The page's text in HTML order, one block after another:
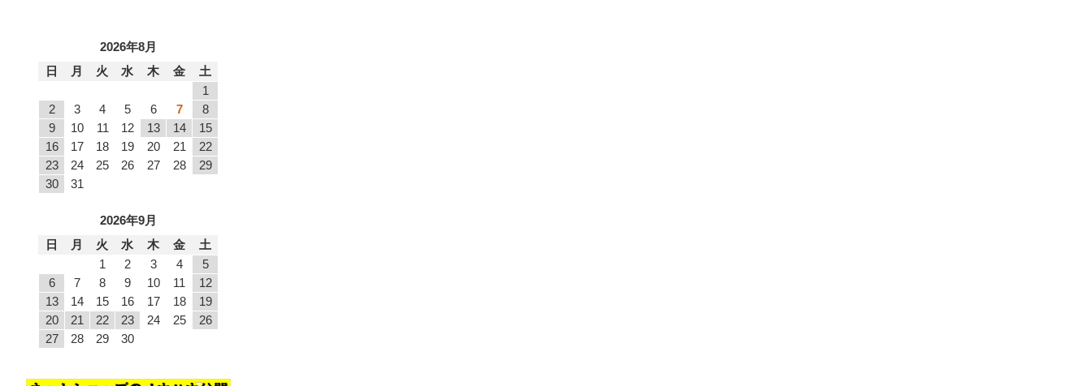
2026年8月
日
月 火 水 木 金
土
1
2
3 4 5 6 7
8
9
10 11 12 13 14
15
16
17 18 19 20 21
22
23
24 25 26 27 28
29
30
31
2026年9月
日
月 火 水 木 金
土
1
2 3 4
5
6
7 8 9 10 11
12
13
14 15 16 17 18
19
20
21 22 23 24 25
26
27
28 29 30